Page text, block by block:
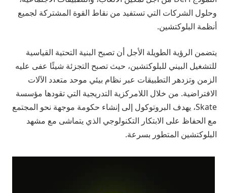
وحلول الشركات التي تستفيد من نقاط القوة المشتركة لجميع
أنظمة البلوكتشين.
يتضمن الرؤية الطويلة الأجل أن تصبح البنية التحتية القياسية
للتشغيل البيني للبلوكتشين، حيث تصبح التجزئة شيئًا عفى عليه
الزمن وتزدهر التطبيقات عبر نظام بيئي موحد متعدد الآلات
الافتراضية. من خلال اللامركزية التدريجية التي تقودها مؤسسة
Skate، يهدف البروتوكول إلى إنشاء حكومة موجهة نحو المجتمع
مع الحفاظ على الابتكار التكنولوجي الذي يتماشى مع مشهد
البلوكتشين المتطور بسرعة.